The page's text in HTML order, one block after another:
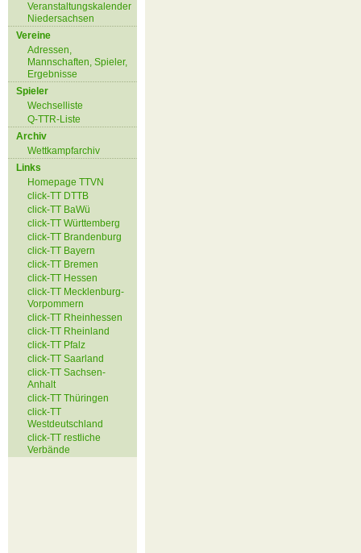
Veranstaltungskalender
Niedersachsen
Vereine
Adressen,
Mannschaften, Spieler,
Ergebnisse
Spieler
Wechselliste
Q-TTR-Liste
Archiv
Wettkampfarchiv
Links
Homepage TTVN
click-TT DTTB
click-TT BaWü
click-TT Württemberg
click-TT Brandenburg
click-TT Bayern
click-TT Bremen
click-TT Hessen
click-TT Mecklenburg-
Vorpommern
click-TT Rheinhessen
click-TT Rheinland
click-TT Pfalz
click-TT Saarland
click-TT Sachsen-
Anhalt
click-TT Thüringen
click-TT
Westdeutschland
click-TT restliche
Verbände